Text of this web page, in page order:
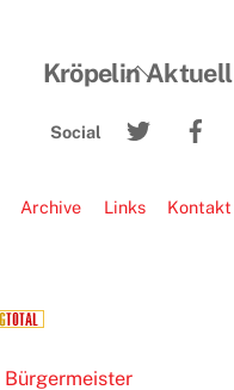
Back
Top
Kröpelin Aktuell
Social
Twitter
Archive Links Kontakt
Bürgermeister